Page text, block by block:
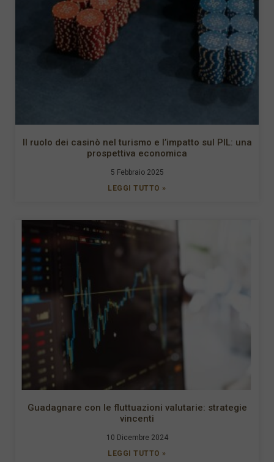
Il ruolo dei casinò nel turismo e l’impatto sul PIL: una
prospettiva economica
5 Febbraio 2025
LEGGI TUTTO »
Guadagnare con le fluttuazioni valutarie: strategie
vincenti
10 Dicembre 2024
LEGGI TUTTO »